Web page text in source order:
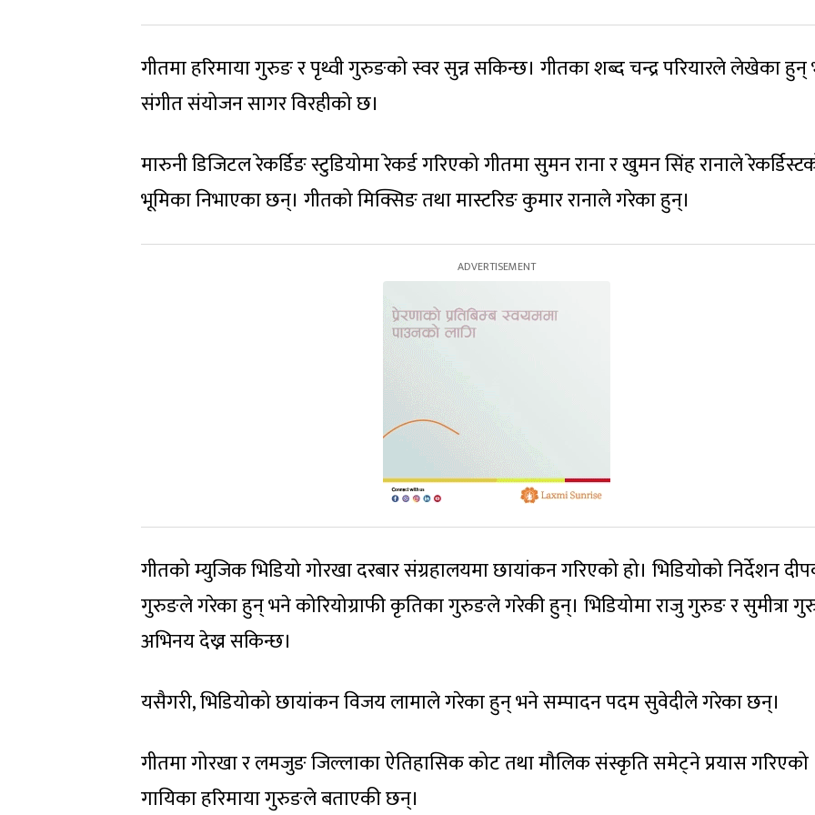
गीतमा हरिमाया गुरुङ र पृथ्वी गुरुङको स्वर सुन्न सकिन्छ। गीतका शब्द चन्द्र परियारले लेखेका
संगीत संयोजन सागर विरहीको छ।
मारुनी डिजिटल रेकर्डिङ स्टुडियोमा रेकर्ड गरिएको गीतमा सुमन राना र खुमन सिंह रानाले
भूमिका निभाएका छन्। गीतको मिक्सिङ तथा मास्टरिङ कुमार रानाले गरेका हुन्।
गीतको म्युजिक भिडियो गोरखा दरबार संग्रहालयमा छायांकन गरिएको हो। भिडियोको निर्देशन
गुरुङले गरेका हुन् भने कोरियोग्राफी कृतिका गुरुङले गरेकी हुन्। भिडियोमा राजु गुरुङ र सुमीत्रा
अभिनय देख्न सकिन्छ।
यसैगरी, भिडियोको छायांकन विजय लामाले गरेका हुन् भने सम्पादन पदम सुवेदीले गरेका छन्।
गीतमा गोरखा र लमजुङ जिल्लाका ऐतिहासिक कोट तथा मौलिक संस्कृति समेट्ने प्रयास गरिएको
गायिका हरिमाया गुरुङले बताएकी छन्।